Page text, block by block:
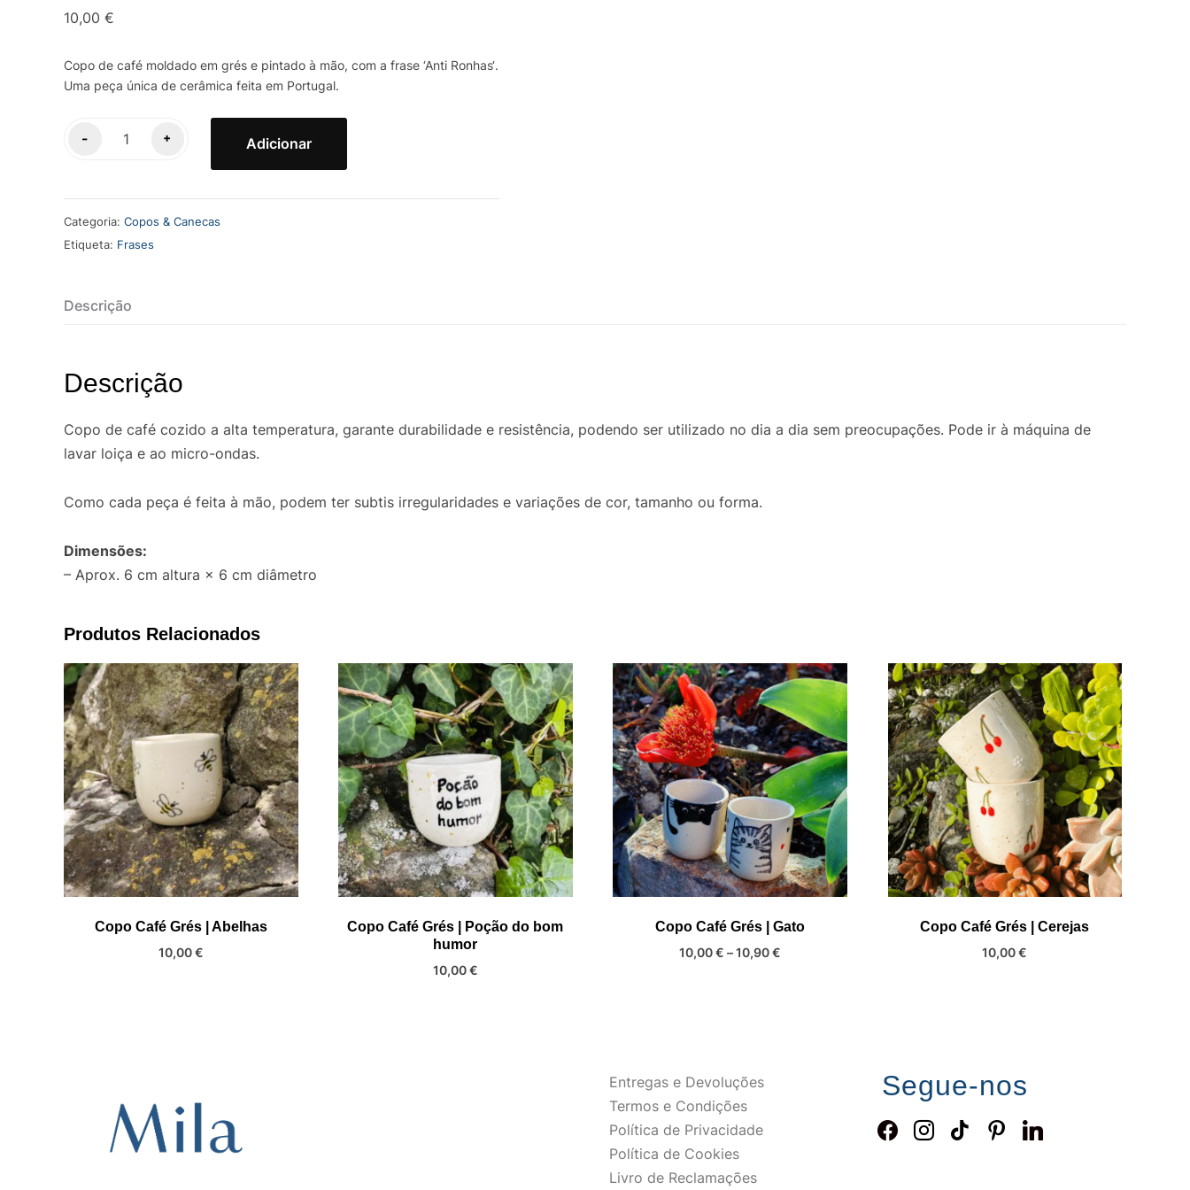
10,00 €
Copo de café moldado em grés e pintado à mão, com a frase ‘Anti Ronhas‘.
Uma peça única de cerâmica feita em Portugal.
-
Quantidade
Café
Grés
|
Ronhas
+ Adicionar
Categoria: Copos & Canecas
Etiqueta: Frases
Descrição
Descrição
Copo de café cozido a alta temperatura, garante durabilidade e resistência, podendo ser utilizado no dia a dia sem preocupações. Pode ir à máquina de
lavar loiça e ao micro-ondas.
Como cada peça é feita à mão, podem ter subtis irregularidades e variações de cor, tamanho ou forma.
Dimensões:
– Aprox. 6 cm altura × 6 cm diâmetro
Produtos Relacionados
Copo Café Grés | Abelhas
10,00€
Copo Café Grés | Poção do bom
humor
10,00€
Copo Café Grés | Gato
10,00€ –10,90€
variants.
The
options
may
be
Copo Café Grés | Cerejas
10,00€
Entregas e Devoluções
Termos e Condições
Política de Privacidade
Política de Cookies
Livro de Reclamações
Segue-nos
facebookinstagram
tiktok pinterestlinkedin